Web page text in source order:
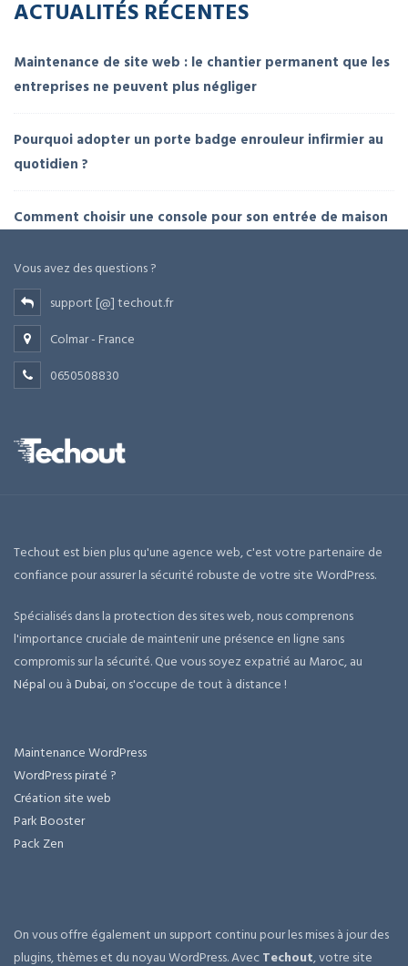
ACTUALITÉS RÉCENTES
Maintenance de site web : le chantier permanent que les
entreprises ne peuvent plus négliger
Pourquoi adopter un porte badge enrouleur infirmier au
quotidien ?
Comment choisir une console pour son entrée de maison
Vous avez des questions ?
support [@] techout.fr
Colmar - France
0650508830
Techout est bien plus qu'une agence web, c'est votre partenaire de
confiance pour assurer la sécurité robuste de votre site WordPress.
Spécialisés dans la protection des sites web, nous comprenons
l'importance cruciale de maintenir une présence en ligne sans
compromis sur la sécurité. Que vous soyez expatrié au Maroc, au
Népal ou àDubai, on s'occupe de tout à distance !
Maintenance WordPress
WordPress piraté ?
Création site web
Park Booster
Pack Zen
On vous offre également un support continu pour les mises à jour des
plugins, thèmes et du noyau WordPress. AvecTechout, votre site